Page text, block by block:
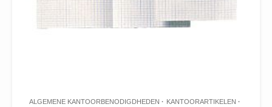
ALGEMENE KANTOORBENODIGDHEDEN
KANTOORARTIKELEN